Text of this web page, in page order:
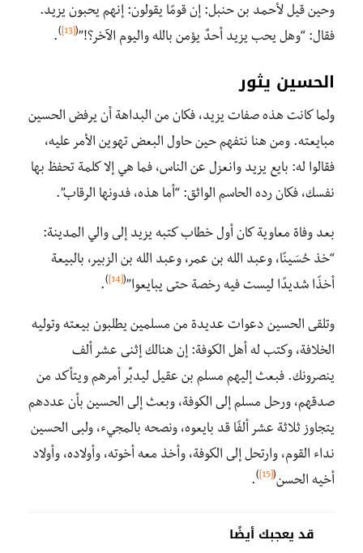
وحين قيل لأحمد بن حنبل: إن قومًا يقولون: إنهم يحبون يزيد.
فقال: “وهل يحب يزيد أحدٌ يؤمن بالله واليوم الآخر؟!”(
[13]
)
.
الحسين يثور
ولما كانت هذه صفات يزيد، فكان من البداهة أن يرفض الحسين
مبايعته. ومن هنا نتفهم حين حاول البعض تهوين الأمر عليه،
فقالوا له: بايع يزيد وانعزل عن الناس، فما هي إلا كلمة تحفظ بها
نفسك، فكان رده الحاسم الواثق: “أما هذه، فدونها الرقاب”.
بعد وفاة معاوية كان أول خطاب كتبه يزيد إلى والي المدينة:
“خذ حُسَينًا، وعبد الله بن عمر، وعبد الله بن الزبير، بالبيعة
أخذًا شديدًا ليست فيه رخصة حتى يبايعوا”(
[14]
)
.
وتلقى الحسين دعوات عديدة من مسلمين يطلبون بيعته وتوليه
الخلافة، وكتب له أهل الكوفة: إن هنالك إثنى عشر ألف
ينصرونك. فبعث إليهم مسلم بن عقيل ليدبِّر أمرهم ويتأكد من
صدقهم، ورحل مسلم إلى الكوفة، وبعث إلى الحسين بأن عددهم
يتجاوز ثلاثة عشر ألفًا قد بايعوه، ونصحه بالمجيء، ولبى الحسين
نداء القوم، وارتحل إلى الكوفة، وأخذ معه أخوته، وأولاده، وأولاد
أخيه الحسن(
[15]
)
.
قد يعجبك أيضًا